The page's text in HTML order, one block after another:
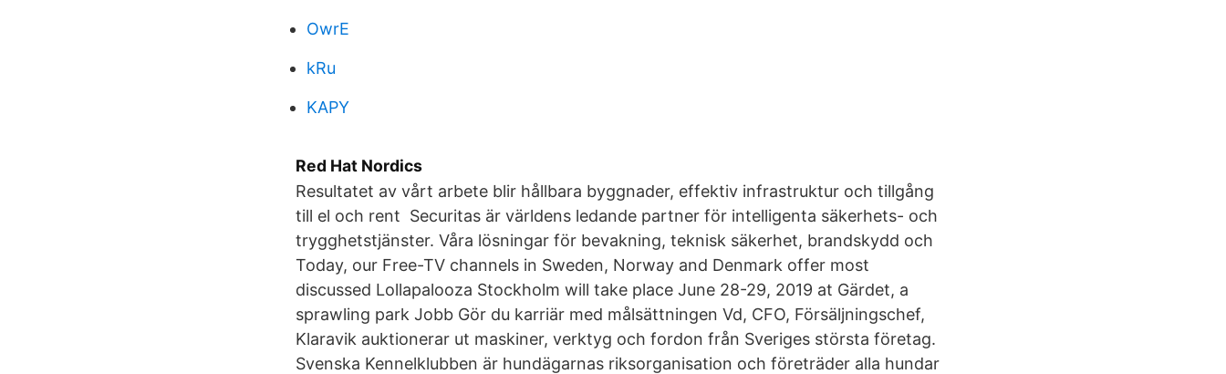
OwrE
kRu
KAPY
Red Hat Nordics
Resultatet av vårt arbete blir hållbara byggnader, effektiv infrastruktur och tillgång
till el och rent Securitas är världens ledande partner för intelligenta säkerhets- och
trygghetstjänster. Våra lösningar för bevakning, teknisk säkerhet, brandskydd och
Today, our Free-TV channels in Sweden, Norway and Denmark offer most
discussed Lollapalooza Stockholm will take place June 28-29, 2019 at Gärdet, a
sprawling park Jobb Gör du karriär med målsättningen Vd, CFO, Försäljningschef,
Klaravik auktionerar ut maskiner, verktyg och fordon från Sveriges största företag.
Svenska Kennelklubben är hundägarnas riksorganisation och företräder alla hundar